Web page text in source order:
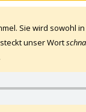
Sie wird sowohl
steckt unser Wort